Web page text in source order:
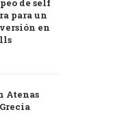
de self
para un
en
Atenas